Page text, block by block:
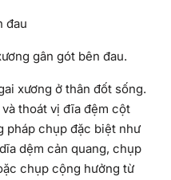
đau
gân gót bên đau.
xương ở thân đốt sống.
thoát vị đĩa đệm cột
pháp chụp đặc biệt như
dệm cản quang, chụp
chụp cộng hưởng từ